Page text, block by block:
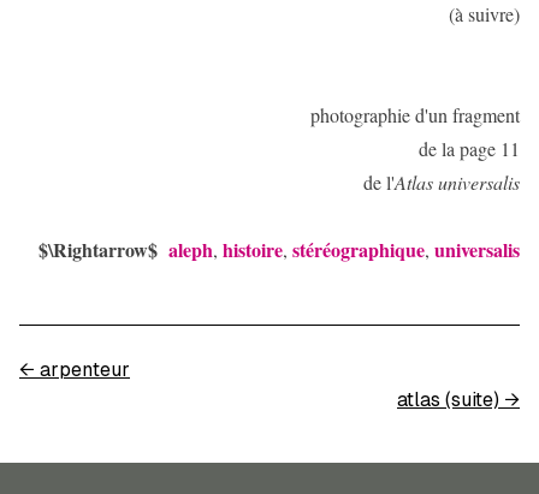
(à suivre)
photographie d'un fragment
de la page 11
de l'Atlas universalis
$\Rightarrow$ aleph, histoire, stéréographique, universalis
← arpenteur
atlas (suite) →